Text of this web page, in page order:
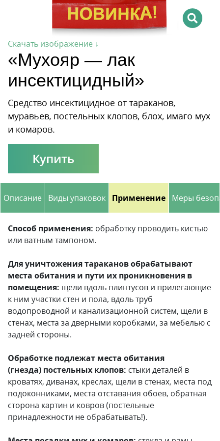
Скачать изображение ↓
«Мухояр — лак
инсектицидный»
Cредство инсектицидное от тараканов,
муравьев, постельных клопов, блох, имаго мух
и комаров.
Купить
Описание Виды упаковок Применение Меры
Способ применения: обработку про­водить кистью
или ватным тампоном.
Для уничтожения тараканов обрабатывают
места обитания и пути их проникновения в
помещения: щели вдоль плинтусов и прилегающие
к ним участ­ки стен и пола, вдоль труб
водопроводной и канализационной систем, ще­ли в
стенах, места за дверными ко­роб­ками, за мебелью с
зад­ней стороны.
Обработке подлежат места обитания
(гнезда) пос­тельных клопов: стыки деталей в
кроватях, диванах, креслах, щели в стенах, места под
подоконниками, места отс­та­ва­ния обоев, обратная
сторона картин и ковров (постельные
принадлежности не обрабатывать!).